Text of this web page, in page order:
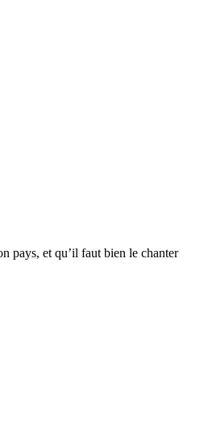
pays, et qu’il faut bien le chanter